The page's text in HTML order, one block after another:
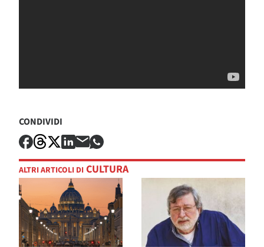
CONDIVIDI
ALTRI ARTICOLI DI CULTURA